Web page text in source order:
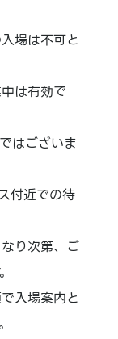
場は不可と
は有効で
はございま
付近での待
り次第、ご
入場案内と